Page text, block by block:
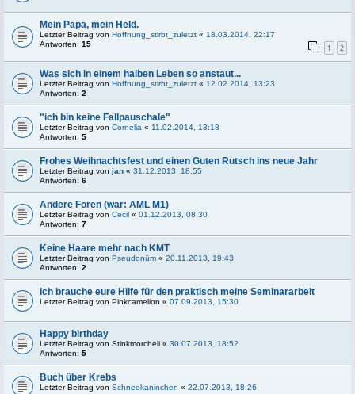
Mein Papa, mein Held.
Letzter Beitrag von Hoffnung_stirbt_zuletzt « 18.03.2014, 22:17
Antworten: 15 1 2
Was sich in einem halben Leben so anstaut...
Letzter Beitrag von Hoffnung_stirbt_zuletzt « 12.02.2014, 13:23
Antworten: 2
"ich bin keine Fallpauschale"
Letzter Beitrag von Cornelia « 11.02.2014, 13:18
Antworten: 5
Frohes Weihnachtsfest und einen Guten Rutsch ins neue Jahr
Letzter Beitrag von jan « 31.12.2013, 18:55
Antworten: 6
Andere Foren (war: AML M1)
Letzter Beitrag von Cecil « 01.12.2013, 08:30
Antworten: 7
Keine Haare mehr nach KMT
Letzter Beitrag von Pseudonüm « 20.11.2013, 19:43
Antworten: 2
Ich brauche eure Hilfe für den praktisch meine Seminararbeit
Letzter Beitrag von Pinkcamelion « 07.09.2013, 15:30
Happy birthday
Letzter Beitrag von Stinkmorcheli « 30.07.2013, 18:52
Antworten: 5
Buch über Krebs
Letzter Beitrag von Schneekaninchen « 22.07.2013, 18:26